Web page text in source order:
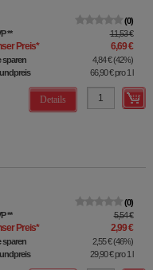
0
** 11,53 €
Preis* 6,69 €
sparen 4,84 €(42%)
66,90 €pro 1 l
Details
0
** 5,54 €
Preis* 2,99 €
sparen 2,55 €(46%)
29,90 €pro 1 l